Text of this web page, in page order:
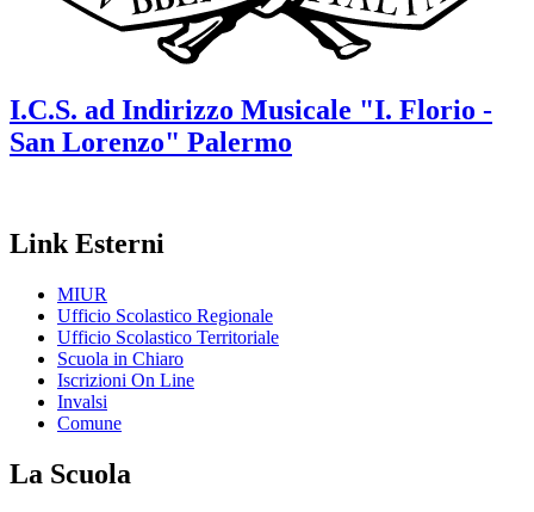
I.C.S. ad Indirizzo Musicale "I. Florio -
San Lorenzo" Palermo
Link Esterni
MIUR
Ufficio Scolastico Regionale
Ufficio Scolastico Territoriale
Scuola in Chiaro
Iscrizioni On Line
Invalsi
Comune
La Scuola